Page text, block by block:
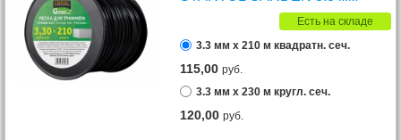
Есть на складе
3.3 мм х 210 м квадратн. сеч.
115,00руб.
3.3 мм х 230 м кругл. сеч.
120,00руб.